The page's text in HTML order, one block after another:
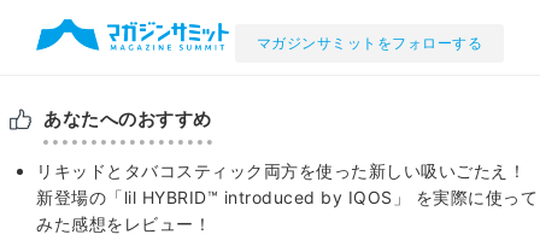
マガジンサミットをフォローする
あなたへのおすすめ
リキッドとタバコスティック両方を使った新しい吸いごたえ！
新登場の「lil HYBRID™ introduced by IQOS」 を実際に使って
みた感想をレビュー！